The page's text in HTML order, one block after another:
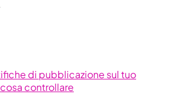
di pubblicazione sul tuo
controllare